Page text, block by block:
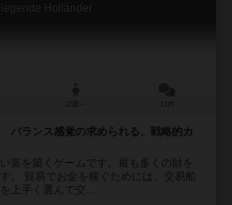
Holländer
バランス感覚の求められる、戦略的カ
富を築くゲームです。最も多くの財を
。 貿易でお金を稼ぐためには、交易船
上手く選んで交...